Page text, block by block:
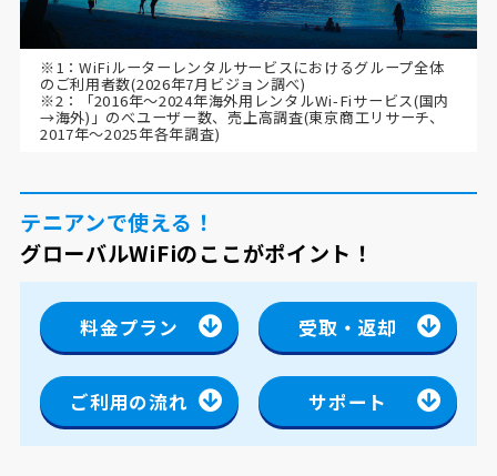
※1：WiFiルーターレンタルサービスにおけるグループ全体
のご利用者数(2026年7月ビジョン調べ)
※2：「2016年～2024年海外用レンタルWi-Fiサービス(国内
→海外)」のべユーザー数、売上高調査(東京商工リサーチ、
2017年～2025年各年調査)
テニアンで使える！
グローバルWiFiのここがポイント！
料金プラン 受取・返却
ご利用の流れ サポート